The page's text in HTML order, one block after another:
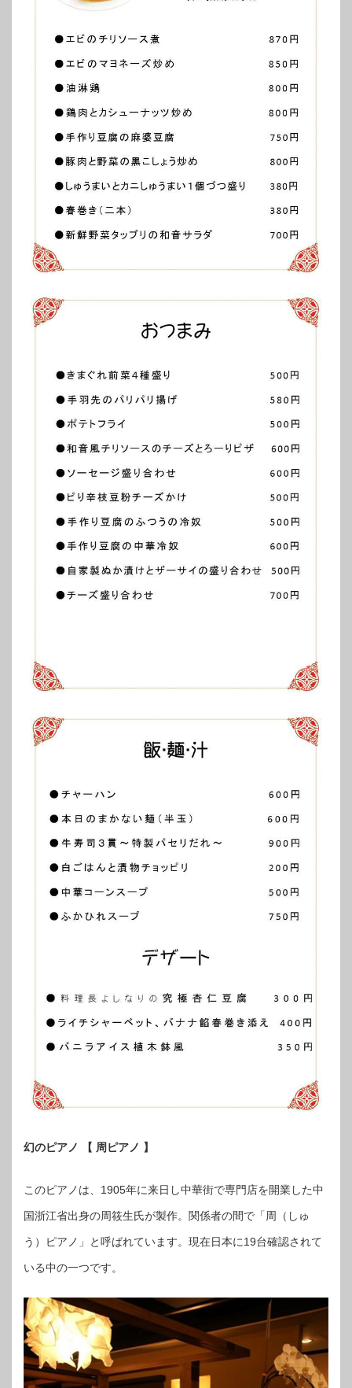
幻のピアノ 【 周ピアノ 】
このピアノは、1905年に来日し中華街で専門店を開業した中
国浙江省出身の周筱生氏が製作。関係者の間で「周（しゅ
う）ピアノ」と呼ばれています。現在日本に19台確認されて
いる中の一つです。